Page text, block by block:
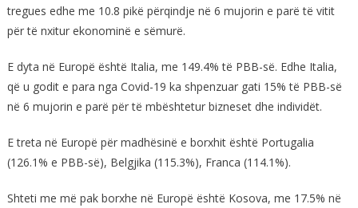
tregues edhe me 10.8 pikë përqindje në 6 mujorin e parë të vitit
për të nxitur ekonominë e sëmurë.
E dyta në Europë është Italia, me 149.4% të PBB-së. Edhe Italia,
që u godit e para nga Covid-19 ka shpenzuar gati 15% të PBB-së
në 6 mujorin e parë për të mbështetur bizneset dhe individët.
E treta në Europë për madhësinë e borxhit është Portugalia
(126.1% e PBB-së), Belgjika (115.3%), Franca (114.1%).
Shteti me më pak borxhe në Europë është Kosova, me 17.5% në